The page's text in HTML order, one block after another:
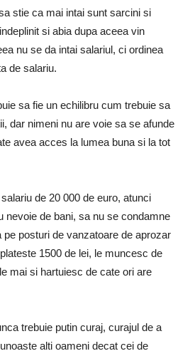
stie ca mai intai sunt sarcini si
si abia dupa aceea vin
nu se da intai salariul, ci ordinea
de salariu.
sa fie un echilibru cum trebuie sa
dar nimeni nu are voie sa se afunde
avea acces la lumea buna si la tot
de 20 000 de euro, atunci
nevoie de bani, sa nu se condamne
posturi de vanzatoare de aprozar
1500 de lei, le muncesc de
mai si hartuiesc de cate ori are
trebuie putin curaj, curajul de a
alti oameni decat cei de